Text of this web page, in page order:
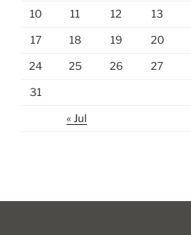
10 11 12 13
17 18 19 20
24 25 26 27
31
« Jul